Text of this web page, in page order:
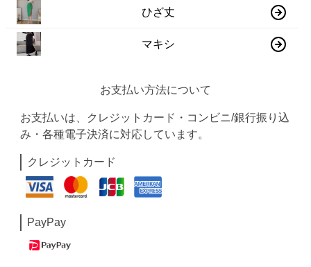
ひざ丈
マキシ
お支払い方法について
お支払いは、クレジットカード・コンビニ/銀行振り込
み・各種電子決済に対応しています。
クレジットカード
PayPay